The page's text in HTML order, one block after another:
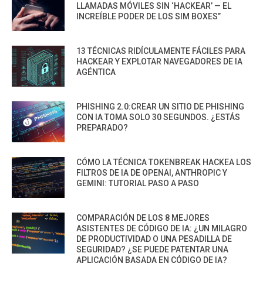
LLAMADAS MÓVILES SIN ‘HACKEAR’ — EL
INCREÍBLE PODER DE LOS SIM BOXES”
13 TÉCNICAS RIDÍCULAMENTE FÁCILES PARA
HACKEAR Y EXPLOTAR NAVEGADORES DE IA
AGÉNTICA
PHISHING 2.0:CREAR UN SITIO DE PHISHING
CON IA TOMA SOLO 30 SEGUNDOS. ¿ESTÁS
PREPARADO?
CÓMO LA TÉCNICA TOKENBREAK HACKEA LOS
FILTROS DE IA DE OPENAI, ANTHROPIC Y
GEMINI: TUTORIAL PASO A PASO
COMPARACIÓN DE LOS 8 MEJORES
ASISTENTES DE CÓDIGO DE IA: ¿UN MILAGRO
DE PRODUCTIVIDAD O UNA PESADILLA DE
SEGURIDAD? ¿SE PUEDE PATENTAR UNA
APLICACIÓN BASADA EN CÓDIGO DE IA?